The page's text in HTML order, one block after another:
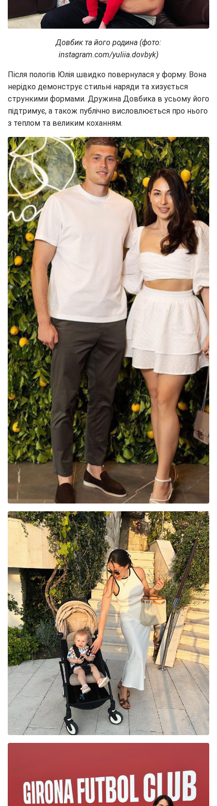
Довбик та його родина (фото:
instagram.com/yuliia.dovbyk)
Після пологів Юлія швидко повернулася у форму. Вона
нерідко демонструє стильні наряди та хизується
стрункими формами. Дружина Довбика в усьому його
підтримує, а також публічно висловлюється про нього
з теплом та великим коханням.